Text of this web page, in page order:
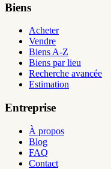
Biens
Acheter
Vendre
Biens A-Z
Biens par lieu
Recherche avancée
Estimation
Entreprise
À propos
Blog
FAQ
Contact